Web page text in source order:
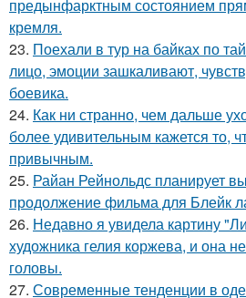
предынфарктным состоянием
кремля.
23. Поехали в тур на байках по
лицо, эмоции зашкаливают,
боевика.
24. Как ни странно, чем дальше
более удивительным кажется то,
привычным.
25. Райан Рейнольдс планирует
продолжение фильма для Блейк
26. Недавно я увидела картину
художника гелия коржева, и она
головы.
27. Современные тенденции в